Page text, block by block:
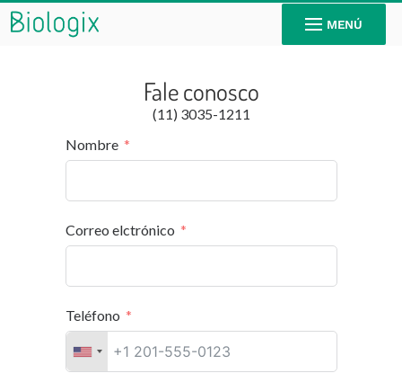
MENÚ
Fale conosco
(11) 3035-1211
Nombre
Correo elctrónico
Teléfono